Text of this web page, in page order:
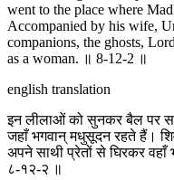
went to the place where
Accompanied by his wife,
companions, the ghosts,
as a woman. ॥ 8-12-2 ॥
english translation
इन लीलाओं को सुनकर बैल पर
जहाँ भगवान् मधुसूदन रहते हैं।
अपने साथी प्रेतों से घिरकर
८-१२-२ ॥